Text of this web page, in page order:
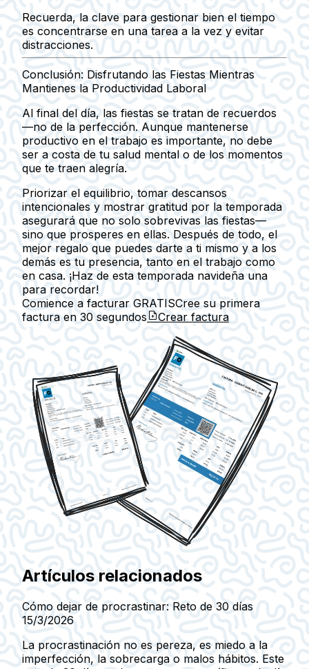
Recuerda, la clave para gestionar bien el tiempo
es concentrarse en una tarea a la vez y evitar
distracciones.
Conclusión: Disfrutando las Fiestas Mientras
Mantienes la Productividad Laboral
Al final del día, las fiestas se tratan de recuerdos
—no de la perfección. Aunque mantenerse
productivo en el trabajo es importante, no debe
ser a costa de tu salud mental o de los momentos
que te traen alegría.
Priorizar el equilibrio, tomar descansos
intencionales y mostrar gratitud por la temporada
asegurará que no solo sobrevivas las fiestas—
sino que prosperes en ellas. Después de todo, el
mejor regalo que puedes darte a ti mismo y a los
demás es tu presencia, tanto en el trabajo como
en casa. ¡Haz de esta temporada navideña una
para recordar!
Comience a facturar GRATISCree su primera
factura en 30 segundos Crear factura
Artículos relacionados
Cómo dejar de procrastinar: Reto de 30 días
15/3/2026
La procrastinación no es pereza, es miedo a la
imperfección, la sobrecarga o malos hábitos. Este